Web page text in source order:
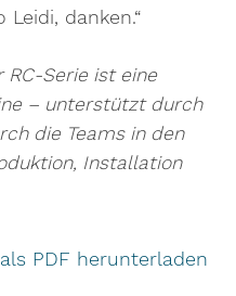
danken.“
RC-Serie ist eine
– unterstützt durch
die Teams in den
Installation
PDF herunterladen